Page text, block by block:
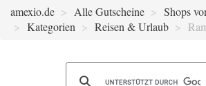
amexio.de Alle Gutscheine
Shops
Kategorien
Reisen & Urlaub